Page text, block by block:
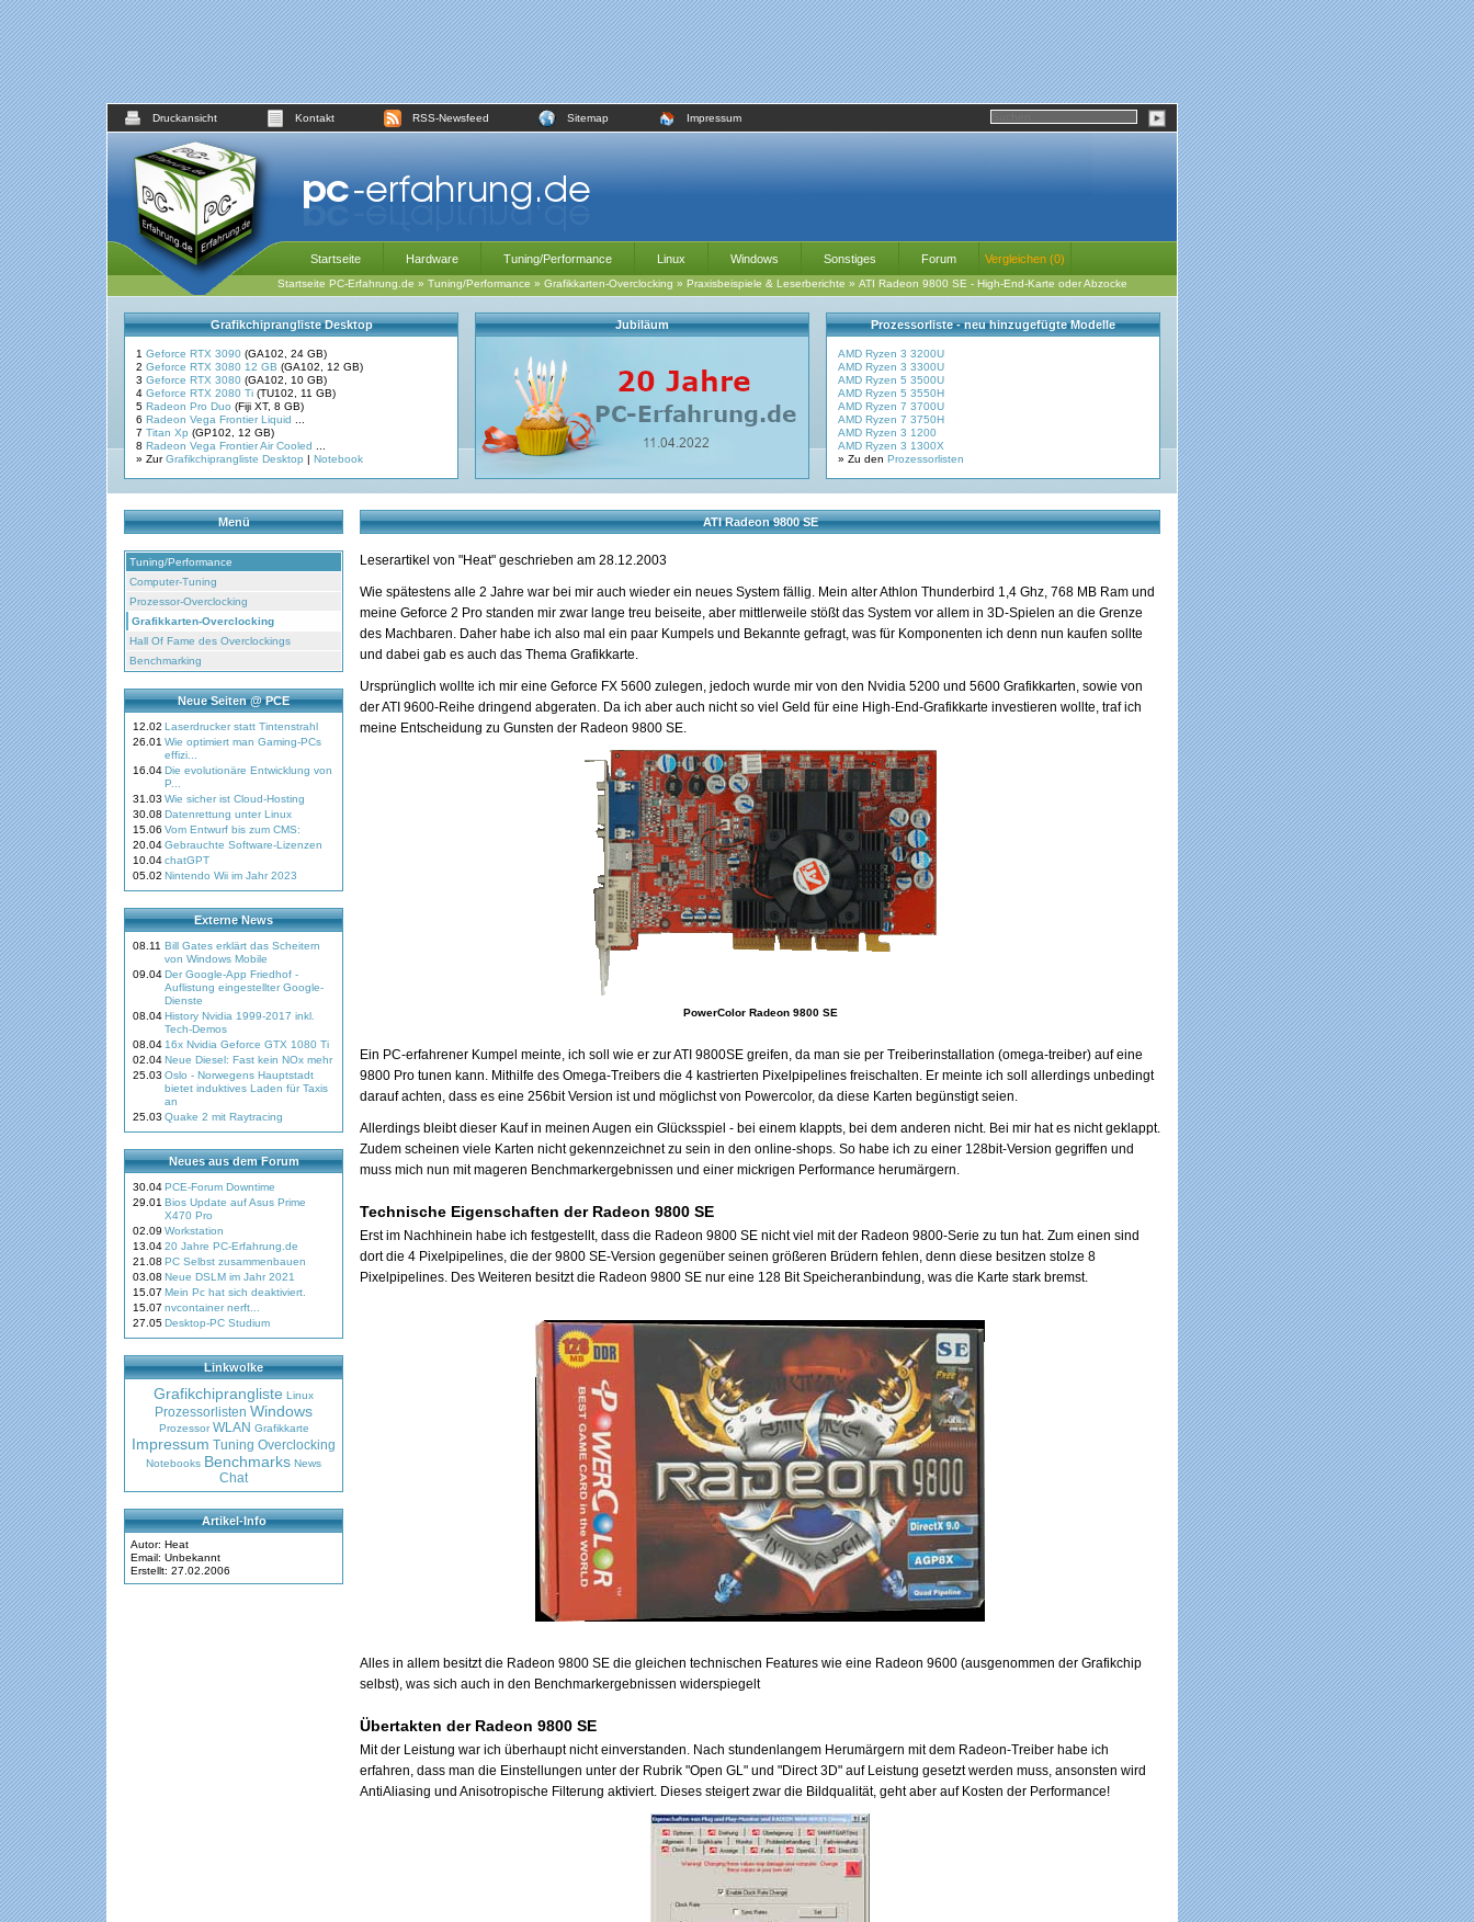
Druckansicht Kontakt RSS-Newsfeed Sitemap Impressum
Startseite Hardware Tuning/Performance Linux Windows Sonstiges Forum Vergleichen (0)
Startseite PC-Erfahrung.de » Tuning/Performance » Grafikkarten-Overclocking » Praxisbeispiele & Leserberichte » ATI Radeon 9800 SE - High-End-Karte oder Abzocke
Grafikchiprangliste Desktop
1 Geforce RTX 3090 (GA102, 24 GB)
2 Geforce RTX 3080 12 GB (GA102, 12 GB)
3 Geforce RTX 3080 (GA102, 10 GB)
4 Geforce RTX 2080 Ti (TU102, 11 GB)
5 Radeon Pro Duo (Fiji XT, 8 GB)
6 Radeon Vega Frontier Liquid
7 Titan Xp (GP102, 12 GB)
8 Radeon Vega Frontier Air Cooled
» ZurGrafikchiprangliste Desktop | Notebook
Jubiläum Prozessorliste - neu hinzugefügte Modelle
AMD Ryzen 3 3200U
AMD Ryzen 3 3300U
AMD Ryzen 5 3500U
AMD Ryzen 5 3550H
AMD Ryzen 7 3700U
AMD Ryzen 7 3750H
AMD Ryzen 3 1200
AMD Ryzen 3 1300X
» Zu den Prozessorlisten
Menü
Tuning/Performance
Computer-Tuning
Prozessor-Overclocking
Grafikkarten-Overclocking
Hall Of Fame des Overclockings
Benchmarking
Neue Seiten @ PCE
12.02 Laserdrucker statt Tintenstrahl
26.01 Wie optimiert man Gaming-PCs
effizi...
16.04Die evolutionäre Entwicklung von
P...
31.03 Wie sicher ist Cloud-Hosting
30.08 Datenrettung unter Linux
15.06 Vom Entwurf bis zum CMS:
20.04Gebrauchte Software-Lizenzen
10.04chatGPT
05.02 Nintendo Wii im Jahr 2023
Externe News
08.11 Bill Gates erklärt das Scheitern
von Windows Mobile
09.04Der Google-App Friedhof -
Auflistung eingestellter Google-
Dienste
08.04History Nvidia 1999-2017 inkl.
Tech-Demos
08.04 16x Nvidia Geforce GTX 1080 Ti
02.04Neue Diesel: Fast kein NOx mehr
25.03 Oslo - Norwegens Hauptstadt
bietet induktives Laden für Taxis
an
25.03 Quake 2 mit Raytracing
Neues aus dem Forum
30.04PCE-Forum Downtime
29.01 Bios Update auf Asus Prime
X470 Pro
02.09 Workstation
13.0420 Jahre PC-Erfahrung.de
21.08 PC Selbst zusammenbauen
03.08 Neue DSLM im Jahr 2021
15.07 Mein Pc hat sich deaktiviert.
15.07 nvcontainer nerft...
27.05Desktop-PC Studium
Linkwolke
Grafikchiprangliste Linux
Prozessorlisten Windows
Prozessor WLAN Grafikkarte
Impressum Tuning Overclocking
Notebooks Benchmarks News
Chat
Artikel-Info
Autor: Heat
Email: Unbekannt
Erstellt: 27.02.2006
ATI Radeon 9800 SE
Leserartikel von "Heat" geschrieben am 28.12.2003
Wie spätestens alle 2 Jahre war bei mir auch wieder ein neues System fällig. Mein alter Athlon Thunderbird 1,4 Ghz, 768 MB Ram und
meine Geforce 2 Pro standen mir zwar lange treu beiseite, aber mittlerweile stößt das System vor allem in 3D-Spielen an die Grenze
des Machbaren. Daher habe ich also mal ein paar Kumpels und Bekannte gefragt, was für Komponenten ich denn nun kaufen sollte
und dabei gab es auch das Thema Grafikkarte.
Ursprünglich wollte ich mir eine Geforce FX 5600 zulegen, jedoch wurde mir von den Nvidia 5200 und 5600 Grafikkarten, sowie von
der ATI 9600-Reihe dringend abgeraten. Da ich aber auch nicht so viel Geld für eine High-End-Grafikkarte investieren wollte, traf ich
meine Entscheidung zu Gunsten der Radeon 9800 SE.
PowerColor Radeon 9800 SE
Ein PC-erfahrener Kumpel meinte, ich soll wie er zur ATI 9800SE greifen, da man sie per Treiberinstallation (omega-treiber) auf eine
9800 Pro tunen kann. Mithilfe des Omega-Treibers die 4 kastrierten Pixelpipelines freischalten. Er meinte ich soll allerdings unbedingt
darauf achten, dass es eine 256bit Version ist und möglichst von Powercolor, da diese Karten begünstigt seien.
Allerdings bleibt dieser Kauf in meinen Augen ein Glücksspiel - bei einem klappts, bei dem anderen nicht. Bei mir hat es nicht geklappt.
Zudem scheinen viele Karten nicht gekennzeichnet zu sein in den online-shops. So habe ich zu einer 128bit-Version gegriffen und
muss mich nun mit mageren Benchmarkergebnissen und einer mickrigen Performance herumärgern.
Technische Eigenschaften der Radeon 9800 SE
Erst im Nachhinein habe ich festgestellt, dass die Radeon 9800 SE nicht viel mit der Radeon 9800-Serie zu tun hat. Zum einen sind
dort die 4 Pixelpipelines, die der 9800 SE-Version gegenüber seinen größeren Brüdern fehlen, denn diese besitzen stolze 8
Pixelpipelines. Des Weiteren besitzt die Radeon 9800 SE nur eine 128 Bit Speicheranbindung, was die Karte stark bremst.
Alles in allem besitzt die Radeon 9800 SE die gleichen technischen Features wie eine Radeon 9600 (ausgenommen der Grafikchip
selbst), was sich auch in den Benchmarkergebnissen widerspiegelt
Übertakten der Radeon 9800 SE
Mit der Leistung war ich überhaupt nicht einverstanden. Nach stundenlangem Herumärgern mit dem Radeon-Treiber habe ich
erfahren, dass man die Einstellungen unter der Rubrik "Open GL" und "Direct 3D" auf Leistung gesetzt werden muss, ansonsten wird
AntiAliasing und Anisotropische Filterung aktiviert. Dieses steigert zwar die Bildqualität, geht aber auf Kosten der Performance!